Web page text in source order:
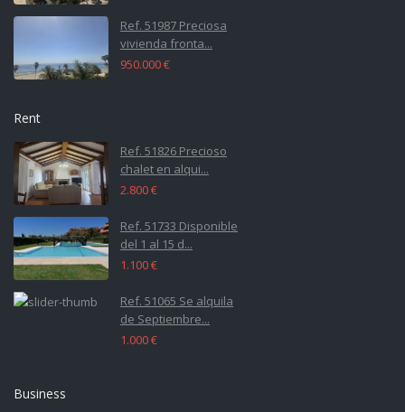
Ref. 51987 Preciosa
vivienda fronta...
950.000 €
Rent
Ref. 51826 Precioso
chalet en alqui...
2.800 €
Ref. 51733 Disponible
del 1 al 15 d...
1.100 €
Ref. 51065 Se alquila
de Septiembre...
1.000 €
Business